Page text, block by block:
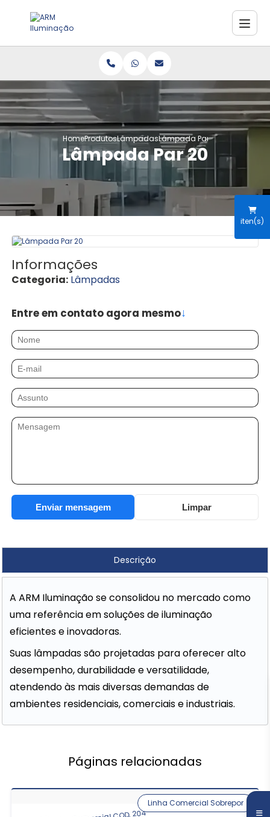
iten(s)
HomeProdutosLâmpadasLâmpada Par 20
Lâmpada Par 20
Informações
Categoria: Lâmpadas
Entre em contato agora mesmo↓
Nome
E-mail
Assunto
Mensagem
Enviar mensagem Limpar
Descrição
A ARM Iluminação se consolidou no mercado como
uma referência em soluções de iluminação
eficientes e inovadoras.
Suas lâmpadas são projetadas para oferecer alto
desempenho, durabilidade e versatilidade,
atendendo às mais diversas demandas de
ambientes residenciais, comerciais e industriais.
Páginas relacionadas
Linha Comercial Sobrepor